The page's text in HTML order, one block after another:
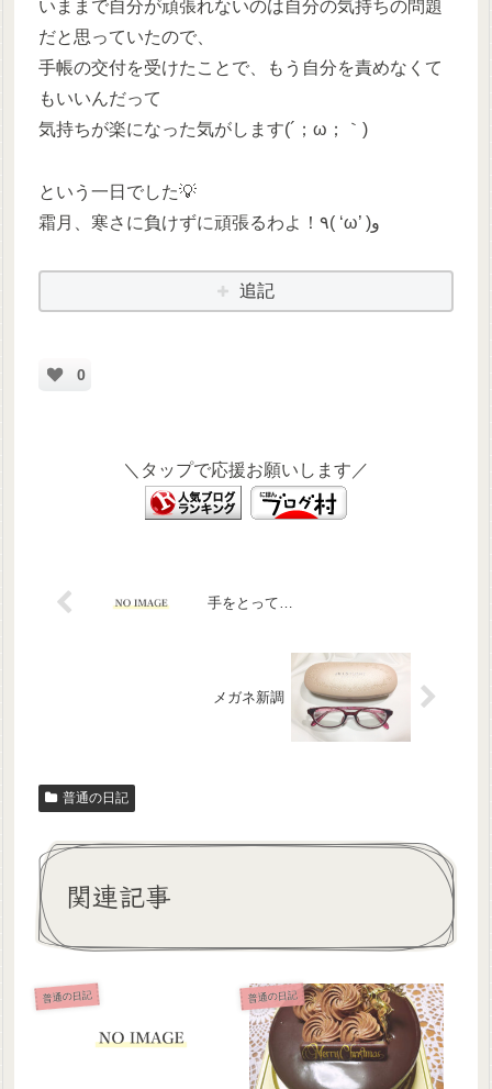
いままで自分が頑張れないのは自分の気持ちの問題
だと思っていたので、
手帳の交付を受けたことで、もう自分を責めなくて
もいいんだって
気持ちが楽になった気がします(´；ω；｀)
という一日でした💡
霜月、寒さに負けずに頑張るわよ！٩( ‘ω’ )و
追記
0
＼タップで応援お願いします／
手をとって…
メガネ新調
普通の日記
関連記事
普通の日記 普通の日記